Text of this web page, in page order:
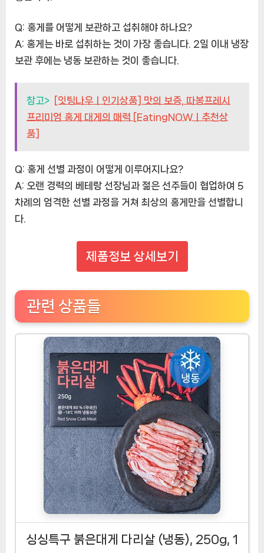
Q: 홍게를 어떻게 보관하고 섭취해야 하나요?
A: 홍게는 바로 섭취하는 것이 가장 좋습니다. 2일 이내 냉장
보관 후에는 냉동 보관하는 것이 좋습니다.
참고> [잇팅나우ㅣ인기상품] 맛의 보증, 따봉프레시
프리미엄 홍게 대게의 매력 [EatingNOWㅣ추천상
품]
Q: 홍게 선별 과정이 어떻게 이루어지나요?
A: 오랜 경력의 베테랑 선장님과 젊은 선주들이 협업하여 5
차례의 엄격한 선별 과정을 거쳐 최상의 홍게만을 선별합니
다.
제품정보 상세보기
관련 상품들
싱싱특구 붉은대게 다리살 (냉동), 250g, 1